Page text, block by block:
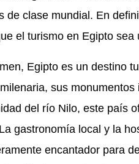
de clase mundial. En
el turismo en Egipto
Egipto es un destino
sus
del río Nilo, este país
gastronomía local y la
encantador para